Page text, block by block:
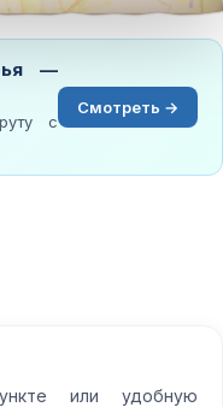
—
с
Смотреть →
или удобную